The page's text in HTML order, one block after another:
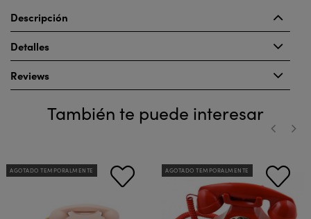
Descripción
Detalles
Reviews
También te puede interesar
AGOTADO TEMPORALMENTE AGOTADO TEMPORALMENTE